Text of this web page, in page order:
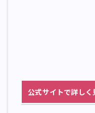
公式サイトで詳しく